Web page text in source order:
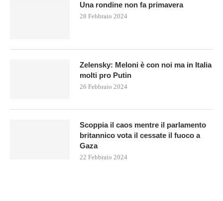
Una rondine non fa primavera
28 Febbraio 2024
Zelensky: Meloni è con noi ma in Italia
molti pro Putin
26 Febbraio 2024
Scoppia il caos mentre il parlamento
britannico vota il cessate il fuoco a
Gaza
22 Febbraio 2024